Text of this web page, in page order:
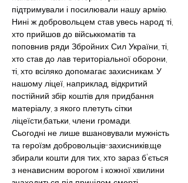
підтримували і посилювали нашу армію.
Нині ж добровольцем став увесь народ: ті,
хто прийшов до військкоматів та
поповнив ряди Збройних Сил України, ті,
хто став до лав територіальної оборони,
ті, хто всіляко допомагає захисникам. У
нашому ліцеї, наприклад, відкритий
постійний збір коштів для придбання
матеріалу, з якого плетуть сітки
ліцеїсти,батьки, члени громади.
Сьогодні не лише вшановували мужність
та героїзм добровольців-захисників,ще
збирали кошти для тих, хто зараз б'ється
з ненависним ворогом і кожної хвилини